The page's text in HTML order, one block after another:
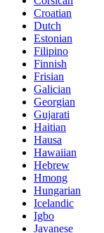
Croatian
Dutch
Estonian
Filipino
Finnish
Frisian
Galician
Georgian
Gujarati
Haitian
Hausa
Hawaiian
Hebrew
Hmong
Hungarian
Icelandic
Igbo
Javanese